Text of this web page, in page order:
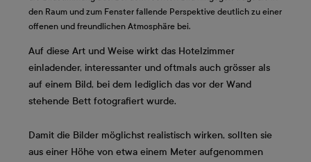
den Raum und zum Fenster fallende Perspektive deutlich zu einer
offenen und freundlichen Atmosphäre bei.
Auf diese Art und Weise wirkt das Hotelzimmer
einladender, interessanter und oftmals auch grösser als
auf einem Bild, bei dem lediglich das vor der Wand
stehende Bett fotografiert wurde.
Damit die Bilder möglichst realistisch wirken, sollten sie
aus einer Höhe von etwa einem Meter aufgenommen